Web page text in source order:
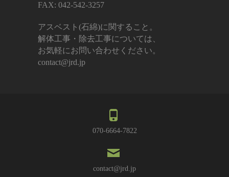
FAX: 042-542-3257
アスベスト(石綿)に関すること。
解体工事・除去工事については、
お気軽にお問い合わせください。
contact@jrd.jp
070-6664-7822
contact@jrd.jp